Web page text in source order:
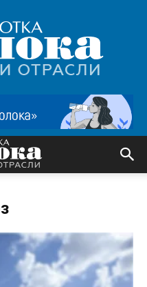
Переработка
молока
|
Новости